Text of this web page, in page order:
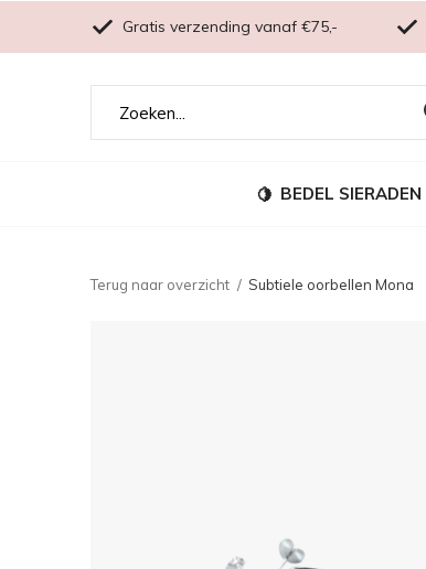
BEDEL SIERADEN
Gratis verzending vanaf €75,-
Terug naar overzicht Subtiele oorbellen Mona